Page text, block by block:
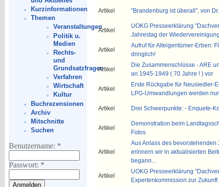
Kurzinformationen
Themen
Veranstaltungen
Politik u.
Medien
Rechts-
und
Grundsatzfragen
Verfahren
Wirtschaft
Kultur
Buchrezensionen
Archiv
Mitschnitte
Suchen
Benutzername: *
Passwort: *
Artikel "Brandenburg ist überall", von
Artikel
UOKG Presseerklärung
Jahrestag der
Artikel
Aufruf für Alteigentümer-Erben:
dringlich!
Artikel
Die Zusammenschlüsse - ARE
an 1945-1949 ( 70 Jahre ! ) vor
Artikel
Erste Rückgabe für Neusiedler-
LPG-Umwandlungen werden
Artikel Drei Schwerpunkte: - Enquete-
Artikel
Demonstration beim
Fotos
Artikel
Aus Anlass des
erinnern wir in aktualisierten
begann...
Artikel
UOKG Presseerklärung
Expertenkommission zur